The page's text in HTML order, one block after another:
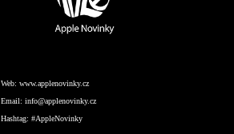
Web: www.applenovinky.cz
Email: info@applenovinky.cz
Hashtag: #AppleNovinky